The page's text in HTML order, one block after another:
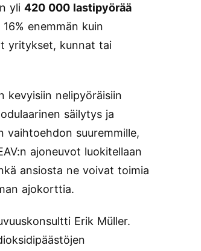
yli420 000 lastipyörää
enemmän kuin
yritykset, kunnat tai
kevyisiin nelipyöräisiin
säilytys ja
vaihtoehdon suuremmille,
ajoneuvot luokitellaan
ansiosta ne voivat toimia
ajokorttia.
Erik Müller.